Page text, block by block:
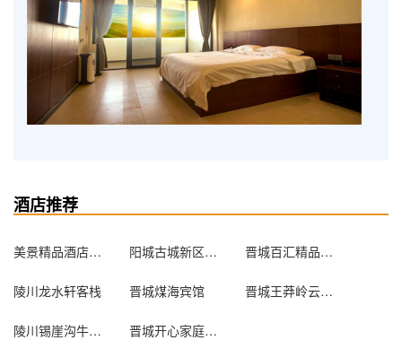
酒店推荐
美景精品酒店（晋城建设路店） 阳城古城新区农家乐接待处 晋城百汇精品酒店
陵川龙水轩客栈 晋城煤海宾馆 晋城王莽岭云海客栈
陵川锡崖沟牛家客栈 晋城开心家庭短租公寓